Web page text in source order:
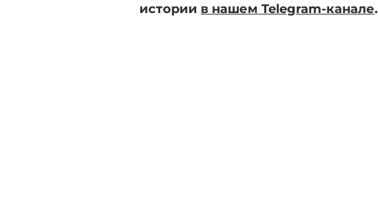
истории в нашем Telegram-канале.